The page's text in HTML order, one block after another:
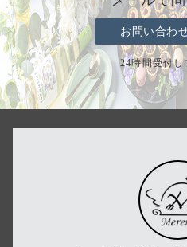
お問い合わ
24時間受付し